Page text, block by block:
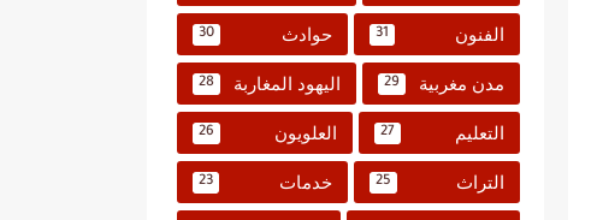
الفنون 31 حوادث 30
مدن مغربية 29 اليهود المغاربة 28
التعليم 27 العلويون 26
التراث 25 خدمات 23